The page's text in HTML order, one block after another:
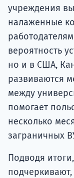
учреждения
налаженные
вероятность
но и в США,
развиваются
между
помогает
несколько
заграничных
Подводя